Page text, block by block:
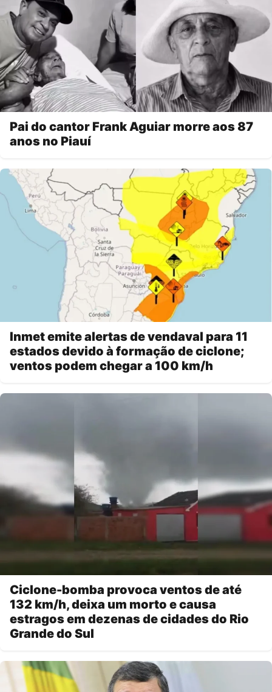
Pai do cantor Frank Aguiar morre aos 87
anos no Piauí
Inmet emite alertas de vendaval para 11
estados devido à formação de ciclone;
ventos podem chegar a 100 km/h
Ciclone-bomba provoca ventos de até
132 km/h, deixa um morto e causa
estragos em dezenas de cidades do Rio
Grande do Sul